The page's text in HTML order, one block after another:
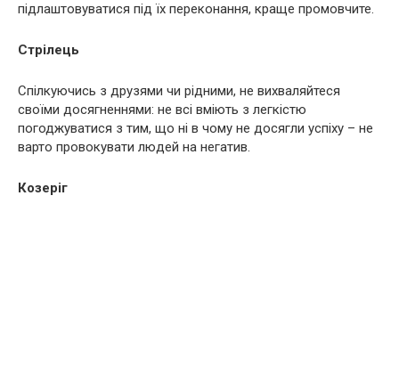
підлаштовуватися під їх переконання, краще промовчите.
Стрілець
Спілкуючись з друзями чи рідними, не вихваляйтеся
своїми досягненнями: не всі вміють з легкістю
погоджуватися з тим, що ні в чому не досягли успіху – не
варто провокувати людей на негатив.
Козеріг